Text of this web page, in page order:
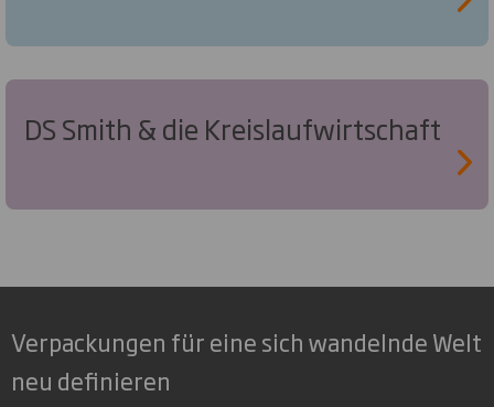
DS Smith & die Kreislaufwirtschaft
Verpackungen für eine sich wandelnde Welt
neu definieren